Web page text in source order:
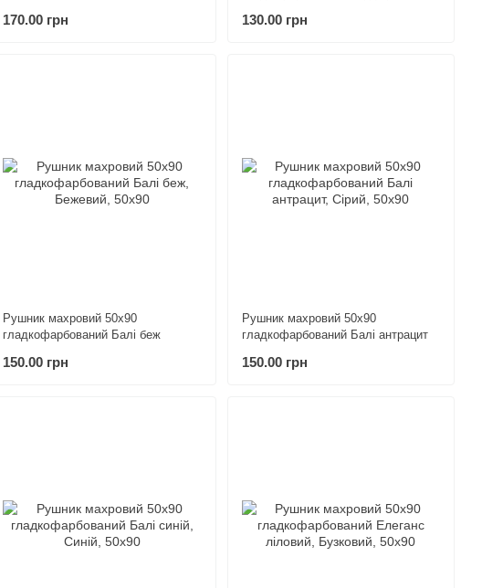
170.00 грн 130.00 грн
Рушник махровий 50х90
гладкофарбований Балі беж
150.00 грн
Рушник махровий 50х90
гладкофарбований Балі антрацит
150.00 грн